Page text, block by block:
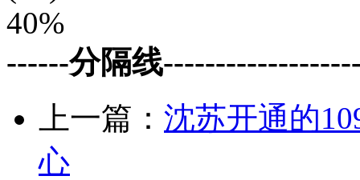
40%
------分隔线
上一篇： 沈苏开通的
心